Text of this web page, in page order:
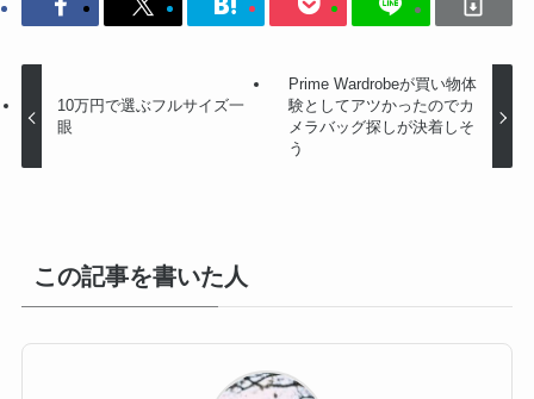
10万円で選ぶフルサイズ一
眼
Prime Wardrobeが買い物体
験としてアツかったのでカ
メラバッグ探しが決着しそ
う
この記事を書いた人